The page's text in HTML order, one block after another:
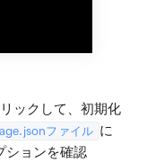
ックして、初期化
ファイル に
ションを確認